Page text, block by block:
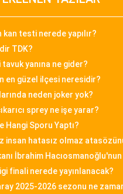
göstermekle
bildirimleri, müzik
da içinde
aktif yaşam tarzına
Bayan Saat
şıklık ve kaliteyi bir
modelleriyle bilinen bir
tasarımları, zarif
Daniel Klein bayan
tarz bir görünüm
kan testi nerede yapılır?
TDK?
tavuk yanına ne gider?
en güzel ilçesi neresidir?
neden joker yok?
sprey ne işe yarar?
Hangi Sporu Yaptı?
insan hatasız olmaz
İbrahim
finali nerede yayınlanacak?
2025-2026 sezonu ne